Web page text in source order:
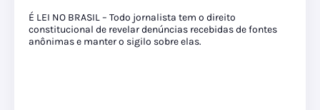
É LEI NO BRASIL – Todo jornalista tem o direito
constitucional de revelar denúncias recebidas de fontes
anônimas e manter o sigilo sobre elas.